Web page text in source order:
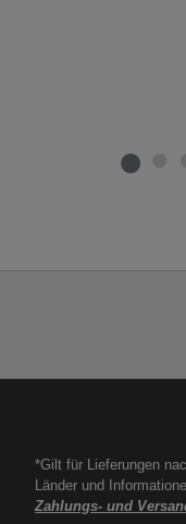
*Gilt für Lieferungen
Länder und
Zahlungs- und